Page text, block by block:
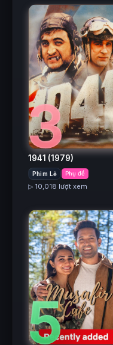
3
1941 (1979)
Phim Lẻ Phụ đề
▷ 10,018 lượt xem
5